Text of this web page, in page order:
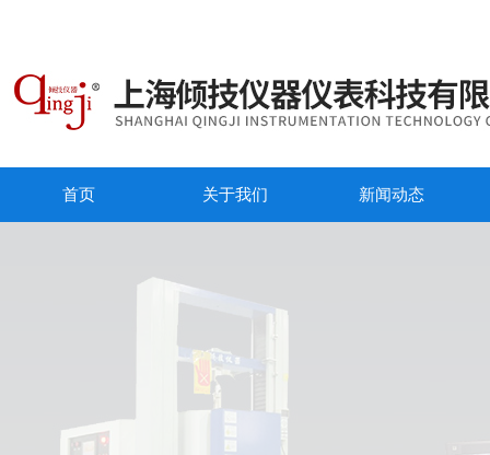
首页 关于我们 新闻动态